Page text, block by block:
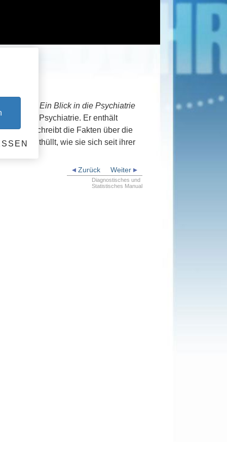
der Angst: Ein Blick in die Psychiatrie
der Psychiatrie. Er enthält
Er beschreibt die Fakten über die
und enthüllt, wie sie sich seit ihrer
Weiter
Zurück
Diagnostisches und
Statistisches Manual